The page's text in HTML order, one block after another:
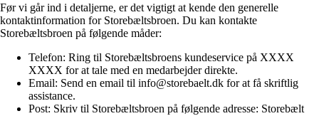
Før vi går ind i detaljerne, er det vigtigt at kende den generelle
kontaktinformation for Storebæltsbroen. Du kan kontakte
Storebæltsbroen på følgende måder:
Telefon: Ring til Storebæltsbroens kundeservice på XXXX
XXXX for at tale med en medarbejder direkte.
Email: Send en email til info@storebaelt.dk for at få skriftlig
assistance.
Post: Skriv til Storebæltsbroen på følgende adresse: Storebælt